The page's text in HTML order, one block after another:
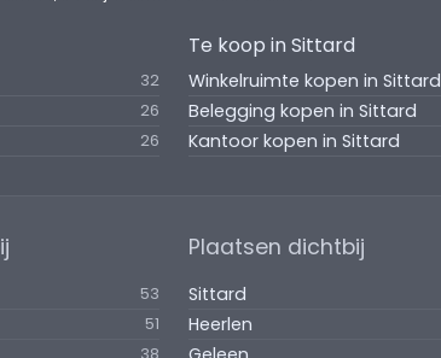
32
26
26
Te koop in Sittard
Winkelruimte kopen in Sittard
Belegging kopen in Sittard
Kantoor kopen in Sittard
53
51
38
Plaatsen dichtbij
Sittard
Heerlen